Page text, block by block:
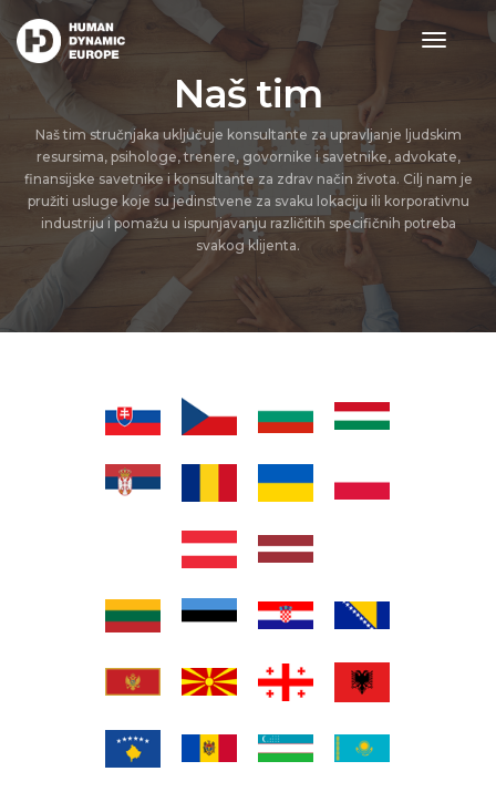
toggle
Naš tim
Naš tim stručnjaka uključuje konsultante za upravljanje ljudskim
resursima, psihologe, trenere, govornike i savetnike, advokate,
finansijske savetnike i konsultante za zdrav način života. Cilj nam je
pružiti usluge koje su jedinstvene za svaku lokaciju ili korporativnu
industriju i pomažu u ispunjavanju različitih specifičnih potreba
svakog klijenta.